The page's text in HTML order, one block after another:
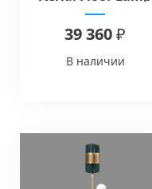
39 360 ₽
В наличии